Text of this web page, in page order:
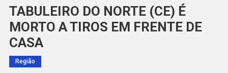
TABULEIRO DO NORTE (CE) É
MORTO A TIROS EM FRENTE DE
CASA
Região